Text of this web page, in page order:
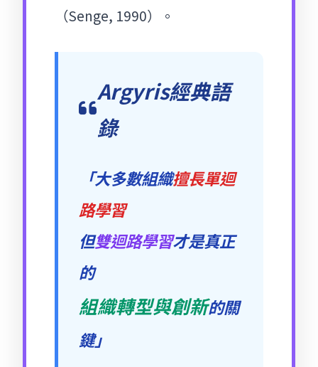
（Senge, 1990）。
Argyris經典語
錄
「大多數組織擅長單迴
路學習
但雙迴路學習才是真正
的
組織轉型與創新的關
鍵」